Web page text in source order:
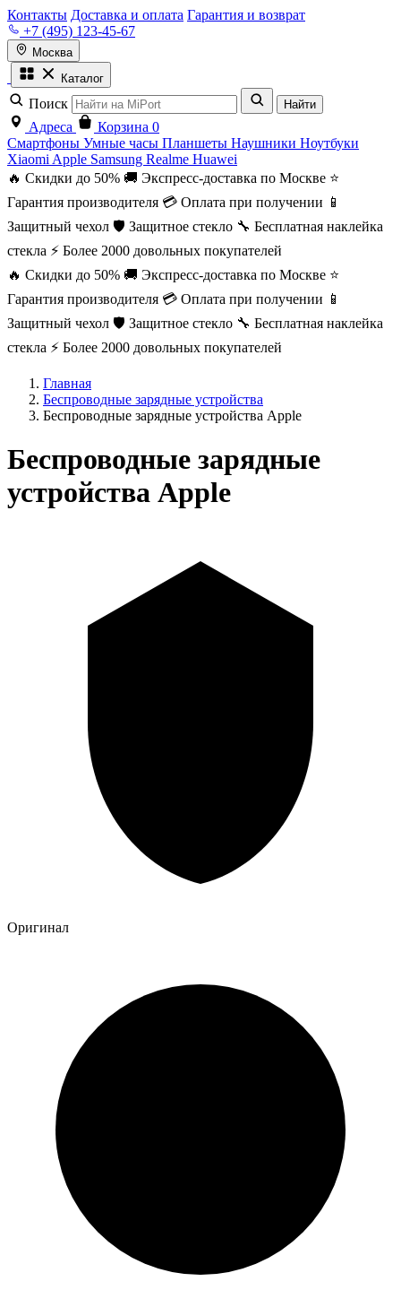
Контакты Доставка и оплата Гарантия и возврат
+7 (495) 123-45-67
Москва
Каталог
Поиск Найти
Адреса Корзина 0
Смартфоны Умные часы Планшеты Наушники Ноутбуки
Xiaomi Apple Samsung Realme Huawei
🔥 Скидки до 50% 🚚 Экспресс-доставка по Москве ⭐
Гарантия производителя 💳 Оплата при получении 📱
Защитный чехол 🛡️ Защитное стекло 🔧 Бесплатная наклейка
стекла ⚡ Более 2000 довольных покупателей
🔥 Скидки до 50% 🚚 Экспресс-доставка по Москве ⭐
Гарантия производителя 💳 Оплата при получении 📱
Защитный чехол 🛡️ Защитное стекло 🔧 Бесплатная наклейка
стекла ⚡ Более 2000 довольных покупателей
Главная
Беспроводные зарядные устройства
Беспроводные зарядные устройства Apple
Беспроводные зарядные
устройства Apple
Оригинал